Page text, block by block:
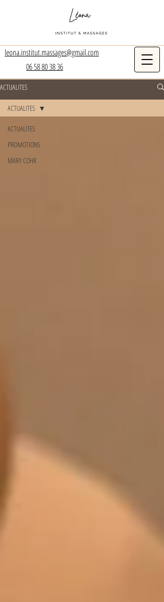
leona.institut.massages@gmail.com
06 58 80 38 36
ACTUALITES
ACTUALITES
PROMOTIONS
MARY COHR
ACTUALITES